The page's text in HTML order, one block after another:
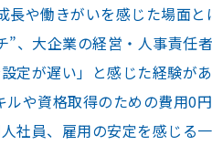
長や働きがいを感じた場面と
”、大企業の経営・人事責任
定が遅い」と感じた経験が
や資格取得のための費用0円
社員、雇用の安定を感じる